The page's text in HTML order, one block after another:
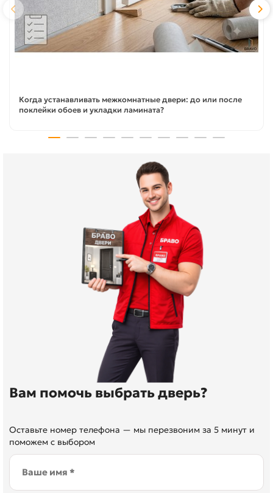
Когда устанавливать межкомнатные двери: до или после
поклейки обоев и укладки ламината?
Вам помочь выбрать дверь?
Оставьте номер телефона — мы перезвоним за 5 минут и
поможем с выбором